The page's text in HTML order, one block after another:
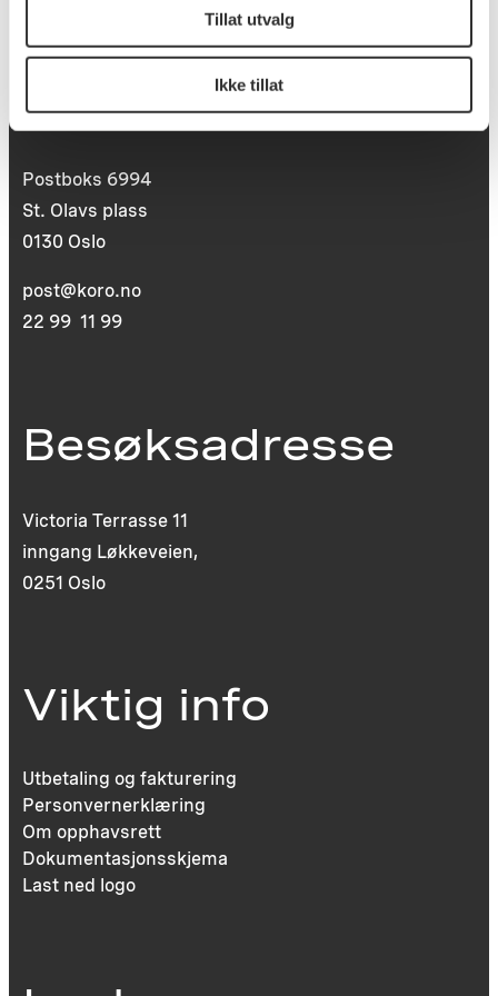
Tillat utvalg
Ikke tillat
Postadresse
Postboks 6994
St. Olavs plass
0130 Oslo
post@koro.no
22 99 11 99
Besøksadresse
Victoria Terrasse 11
inngang Løkkeveien,
0251 Oslo
Viktig info
Utbetaling og fakturering
Personvernerklæring
Om opphavsrett
Dokumentasjonsskjema
Last ned logo